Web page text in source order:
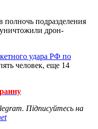
полночь подразделения
дрон-
удара РФ по
человек, еще 14
Підписуйтесь на